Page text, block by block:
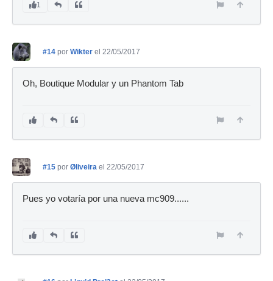
1
#14 por Wikter el 22/05/2017
Oh, Boutique Modular y un Phantom Tab
#15 por Øliveira el 22/05/2017
Pues yo votaría por una nueva mc909......